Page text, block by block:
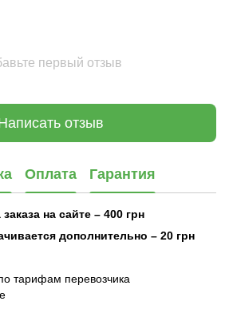
первый отзыв
отзыв
Оплата Гарантия
на сайте – 400 грн
дополнительно – 20 грн
тарифам перевозчика